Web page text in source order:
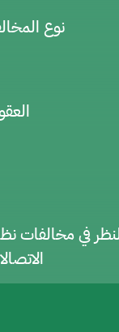
نوع
في مخالفات